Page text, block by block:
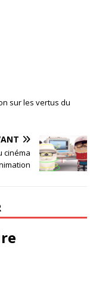
sur les vertus du
cinéma